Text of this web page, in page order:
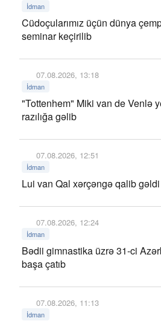
İdman
Cüdoçularımız üçün dünya
seminar keçirilib
07.08.2026, 13:18
İdman
"Tottenhem" Miki van de Venlə
razılığa gəlib
07.08.2026, 12:51
İdman
Lui van Qal xərçəngə qalib gəldi
07.08.2026, 12:24
İdman
Bədii gimnastika üzrə 31-ci
başa çatıb
07.08.2026, 11:13
İdman